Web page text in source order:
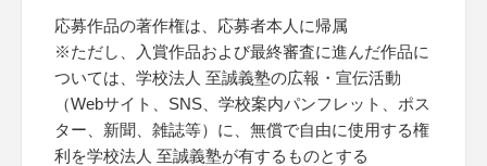
応募作品の著作権は、応募者本人に帰属
※ただし、入賞作品および最終審査に進んだ作品に
ついては、学校法人 至誠義塾の広報・宣伝活動
（Webサイト、SNS、学校案内パンフレット、ポス
ター、新聞、雑誌等）に、無償で自由に使用する権
利を学校法人 至誠義塾が有するものとする